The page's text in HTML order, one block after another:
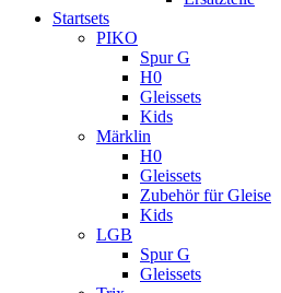
Startsets
PIKO
Spur G
H0
Gleissets
Kids
Märklin
H0
Gleissets
Zubehör für Gleise
Kids
LGB
Spur G
Gleissets